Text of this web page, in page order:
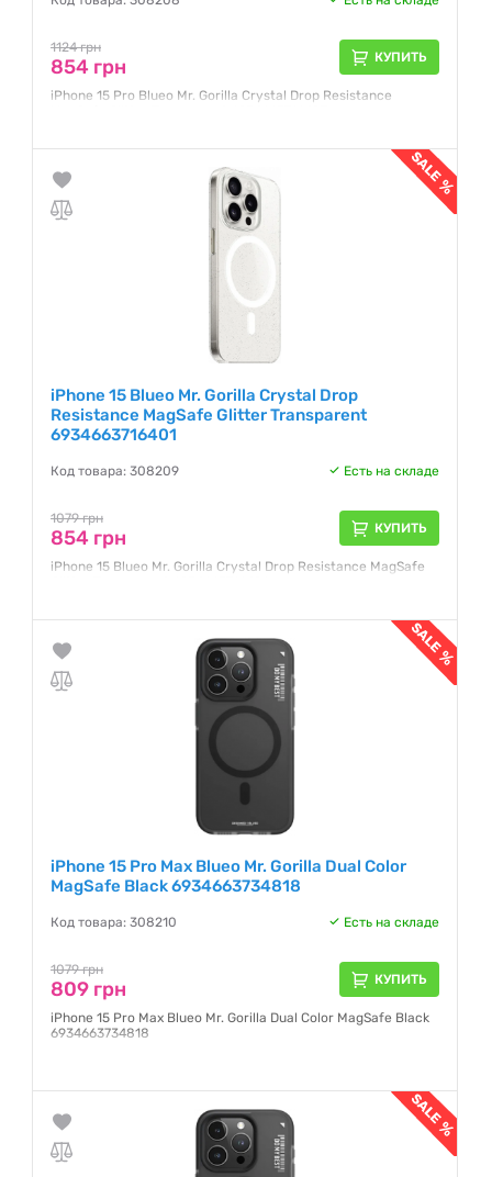
1124 грн
854 грн КУПИТЬ
iPhone 15 Pro Blueo Mr. Gorilla Crystal Drop Resistance
iPhone 15 Blueo Mr. Gorilla Crystal Drop
Resistance MagSafe Glitter Transparent
6934663716401
Код товара: 308209 Есть на складе
1079 грн
854 грн КУПИТЬ
iPhone 15 Blueo Mr. Gorilla Crystal Drop Resistance MagSafe
iPhone 15 Pro Max Blueo Mr. Gorilla Dual Color
MagSafe Black 6934663734818
Код товара: 308210 Есть на складе
1079 грн
809 грн КУПИТЬ
iPhone 15 Pro Max Blueo Mr. Gorilla Dual Color MagSafe Black
6934663734818